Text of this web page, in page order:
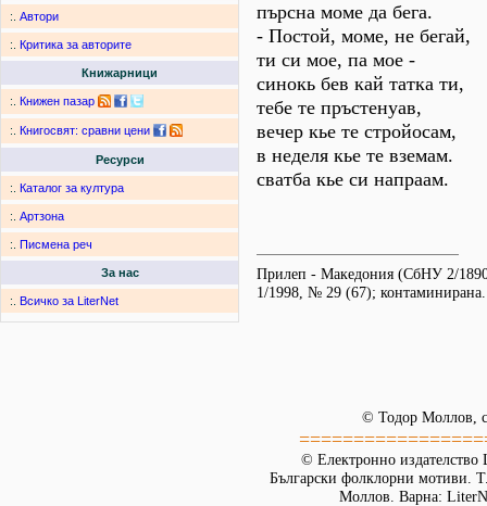
:. Автори
:. Критика за авторите
Книжарници
:. Книжен пазар
:. Книгосвят: сравни цени
Ресурси
:. Каталог за култура
:. Артзона
:. Писмена реч
За нас
:. Всичко за LiterNet
пърсна моме да бега.
- Постой, моме, не бегай,
ти си мое, па мое -
синокь бев кай татка ти,
тебе те пръстенуав,
вечер кье те стройосам,
в неделя кье те вземам.
сватба кье си напраам.
Прилеп - Македония (СбНУ 2/
1/1998, № 29 (67); контаминирана.
© Тодор Моллов,
© Електронно издателство
Български фолклорни мотиви.
Моллов. Варна: